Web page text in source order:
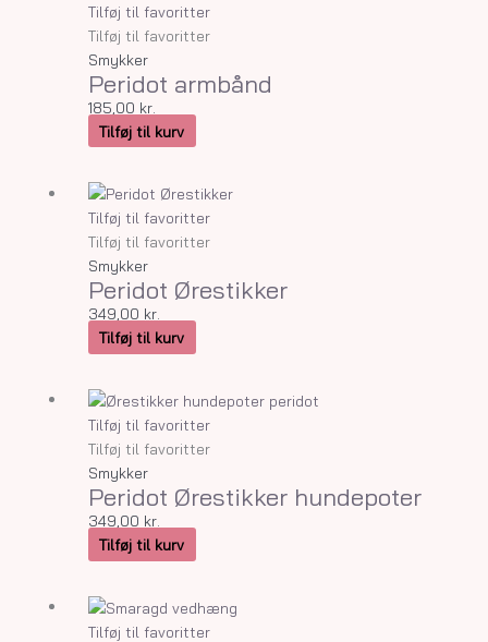
Tilføj til favoritter
Tilføj til favoritter
Smykker
Peridot armbånd
185,00 kr.
Tilføj til kurv
Tilføj til favoritter
Tilføj til favoritter
Smykker
Peridot Ørestikker
349,00 kr.
Tilføj til kurv
Tilføj til favoritter
Tilføj til favoritter
Smykker
Peridot Ørestikker hundepoter
349,00 kr.
Tilføj til kurv
Tilføj til favoritter